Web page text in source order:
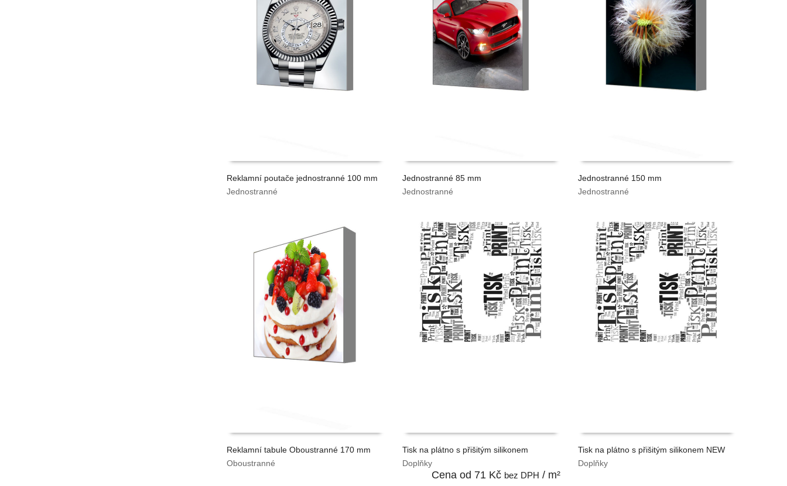
VYPOČÍTAT CENU
Reklamní poutače jednostranné 100 mm
Jednostranné
VYPOČÍTAT CENU
Jednostranné 85 mm
Jednostranné
VYPOČÍTAT CENU
Jednostranné 150 mm
Jednostranné
VYPOČÍTAT CENU
Reklamní tabule Oboustranné 170 mm
Oboustranné
VYPOČÍTAT CENU
Tisk na plátno s přišitým silikonem
Doplňky
Cena od 71 Kč bez DPH / m²
VYPOČÍTAT CENU
Tisk na plátno s přišitým silikonem NEW
Doplňky